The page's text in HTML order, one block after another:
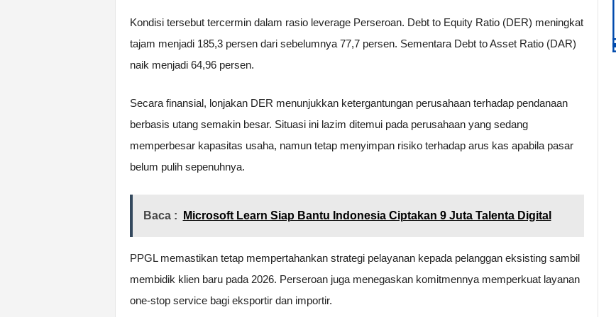
Kondisi tersebut tercermin dalam rasio leverage Perseroan. Debt to Equity Ratio (DER) meningkat
tajam menjadi 185,3 persen dari sebelumnya 77,7 persen. Sementara Debt to Asset Ratio (DAR)
naik menjadi 64,96 persen.
Secara finansial, lonjakan DER menunjukkan ketergantungan perusahaan terhadap pendanaan
berbasis utang semakin besar. Situasi ini lazim ditemui pada perusahaan yang sedang
memperbesar kapasitas usaha, namun tetap menyimpan risiko terhadap arus kas apabila pasar
belum pulih sepenuhnya.
Baca : Microsoft Learn Siap Bantu Indonesia Ciptakan 9 Juta Talenta Digital
PPGL memastikan tetap mempertahankan strategi pelayanan kepada pelanggan eksisting sambil
membidik klien baru pada 2026. Perseroan juga menegaskan komitmennya memperkuat layanan
one-stop service bagi eksportir dan importir.